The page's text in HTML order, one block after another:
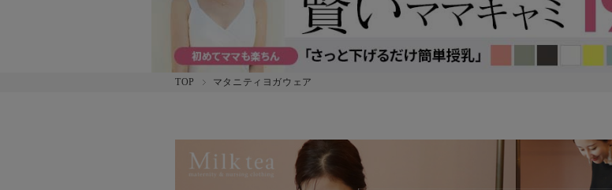
TOP マタニティヨガウェア